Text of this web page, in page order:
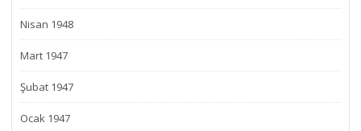
Nisan 1948
Mart 1947
Şubat 1947
Ocak 1947